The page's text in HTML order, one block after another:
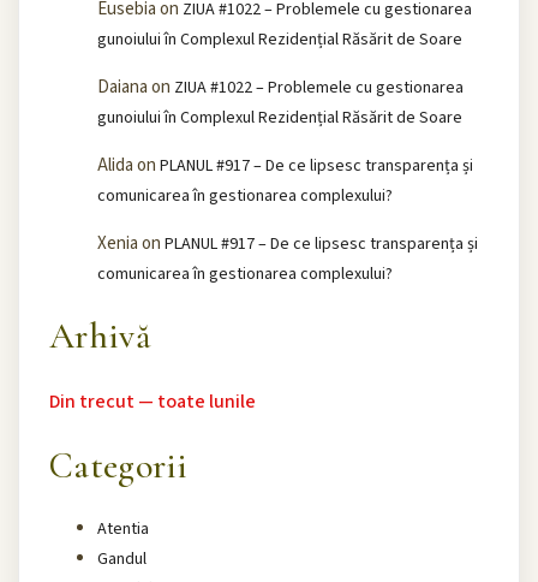
Eusebiaon ZIUA #1022 – Problemele cu gestionarea
gunoiului în Complexul Rezidențial Răsărit de Soare
Daianaon ZIUA #1022 – Problemele cu gestionarea
gunoiului în Complexul Rezidențial Răsărit de Soare
Alidaon PLANUL #917 – De ce lipsesc transparența și
comunicarea în gestionarea complexului?
Xeniaon PLANUL #917 – De ce lipsesc transparența și
comunicarea în gestionarea complexului?
Arhivă
Din trecut — toate lunile
Categorii
Atentia
Gandul